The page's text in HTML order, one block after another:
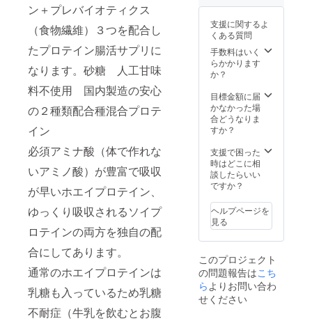
ン＋プレバイオティクス
（食物繊維）３つを配合し
たプロテイン腸活サプリに
なります。砂糖 人工甘味
料不使用 国内製造の安心
の２種類配合種混合プロテ
イン
必須アミナ酸（体で作れな
いアミノ酸）が豊富で吸収
が早いホエイプロテイン、
ゆっくり吸収されるソイプ
ロテインの両方を独自の配
合にしてあります。
通常のホエイプロテインは
乳糖も入っているため乳糖
不耐症（牛乳を飲むとお腹
支援に関するよ
くある質問
手数料はいく
らかかります
か？
目標金額に届
かなかった場
合どうなりま
すか？
支援で困った
時はどこに相
談したらいい
ですか？
ヘルプページを
見る
このプロジェクト
の問題報告はこち
らよりお問い合わ
せください